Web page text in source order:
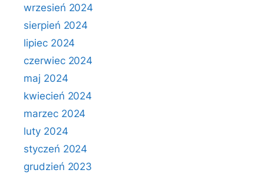
wrzesień 2024
sierpień 2024
lipiec 2024
czerwiec 2024
maj 2024
kwiecień 2024
marzec 2024
luty 2024
styczeń 2024
grudzień 2023